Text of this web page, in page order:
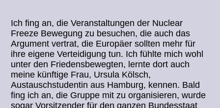
Ich fing an, die Veranstaltungen der Nuclear
Freeze Bewegung zu besuchen, die auch das
Argument vertrat, die Europäer sollten mehr für
ihre eigene Verteidigung tun. Ich fühlte mich wohl
unter den Friedensbewegten, lernte dort auch
meine künftige Frau, Ursula Kölsch,
Austauschstudentin aus Hamburg, kennen. Bald
fing ich an, die Gruppe mit zu organisieren, wurde
sogar Vorsitzender für den ganzen Bundesstaat